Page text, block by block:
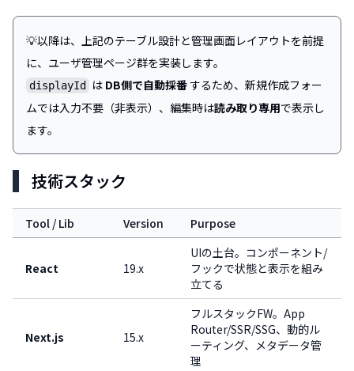
💡以降は、上記のテーブル設計と管理画面レイアウトを前提
に、ユーザ管理ページ群を実装します。
displayId は DB側で自動採番するため、新規作成フォー
ムでは入力不要（非表示）、編集時は読み取り専用で表示し
ます。
技術スタック
Tool / Lib Version Purpose
React 19.x
UIの土台。コンポーネント/
フックで状態と表示を組み
立てる
Next.js 15.x
フルスタックFW。App
Router/SSR/SSG、動的ル
ーティング、メタデータ管
理